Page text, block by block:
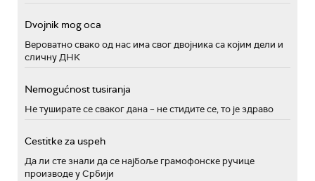
Dvojnik mog oca
Вероватно свако од нас има свог двојника са којим дели и
сличну ДНК
Nemogućnost tusiranja
Не туширате се сваког дана – не стидите се, то је здраво
Cestitke za uspeh
Да ли сте знали да се најбоље грамофонске ручице
производе у Србији